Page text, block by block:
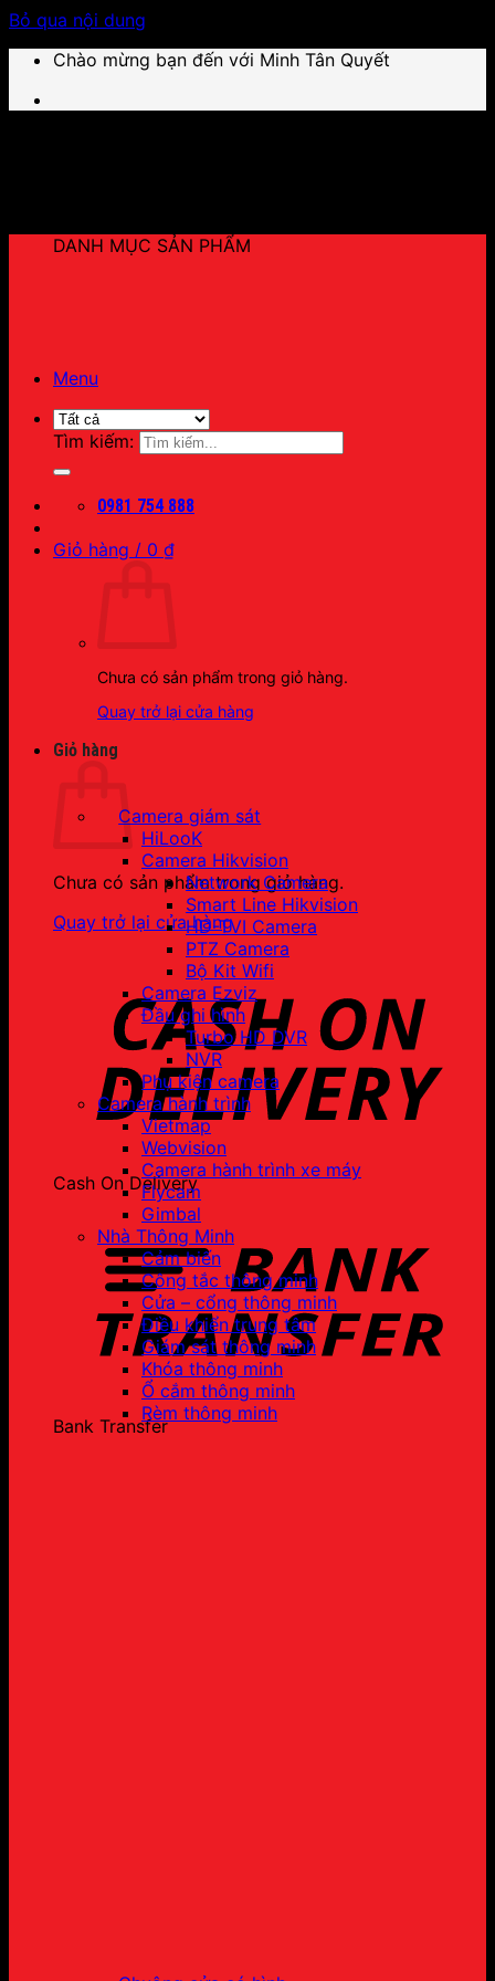
Bỏ qua nội dung
Chào mừng bạn đến với Minh Tân Quyết
Menu
Tìm kiếm:
0981 754 888
Giỏ hàng / 0 ₫
Chưa có sản phẩm trong giỏ hàng.
Quay trở lại cửa hàng
Giỏ hàng
Chưa có sản phẩm trong giỏ hàng.
Quay trở lại cửa hàng
Cash On Delivery
Bank Transfer
DANH MỤC SẢN PHẨM
Camera giám sát
HiLooK
Camera Hikvision
Network Camera
Smart Line Hikvision
HD-TVI Camera
PTZ Camera
Bộ Kit Wifi
Camera Ezviz
Đầu ghi hình
Turbo HD DVR
NVR
Phụ kiện camera
Camera hành trình
Vietmap
Webvision
Camera hành trình xe máy
Flycam
Gimbal
Nhà Thông Minh
Cảm biến
Công tắc thông minh
Cửa – cổng thông minh
Điều khiển trung tâm
Giám sát thông minh
Khóa thông minh
Ổ cắm thông minh
Rèm thông minh